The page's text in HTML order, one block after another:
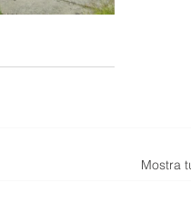
Mostra